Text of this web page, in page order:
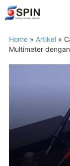
Home » Artikel »
Multimeter